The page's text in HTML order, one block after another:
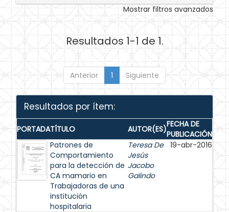
Mostrar filtros avanzados
Resultados 1-1 de 1.
Anterior 1 Siguiente
Resultados por ítem:
PORTADATÍTULO AUTOR(ES)FECHA DE
PUBLICACIÓN
Patrones de
Comportamiento
para la detección de
CA mamario en
Trabajadoras de una
institución
hospitalaria
Teresa De
Jesús
Jacobo
Galindo
19-abr-2016